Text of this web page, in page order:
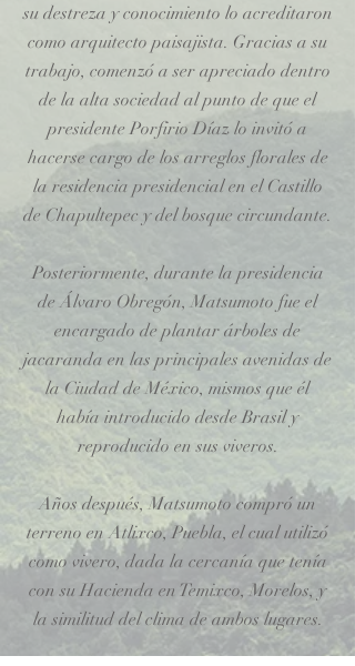
su destreza y conocimiento lo acreditaron
como arquitecto paisajista. Gracias a su
trabajo, comenzó a ser apreciado dentro
de la alta sociedad al punto de que el
presidente Porfirio Díaz lo invitó a
hacerse cargo de los arreglos florales de
la residencia presidencial en el Castillo
de Chapultepec y del bosque circundante.
Posteriormente, durante la presidencia
de Álvaro Obregón, Matsumoto fue el
encargado de plantar árboles de
jacaranda en las principales avenidas de
la Ciudad de México, mismos que él
había introducido desde Brasil y
reproducido en sus viveros.
Años después, Matsumoto compró un
terreno en Atlixco, Puebla, el cual utilizó
como vivero, dada la cercanía que tenía
con su Hacienda en Temixco, Morelos, y
la similitud del clima de ambos lugares.